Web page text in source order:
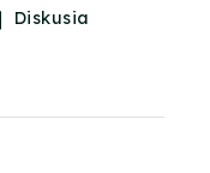
Diskusia